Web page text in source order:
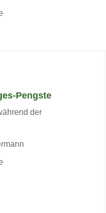
Pengste
der